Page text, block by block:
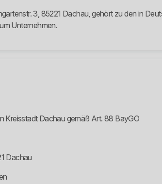
3, 85221 Dachau, gehört zu den in
Unternehmen.
Kreisstadt Dachau gemäß Art. 88 BayGO
Dachau